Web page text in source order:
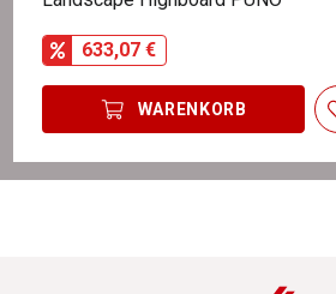
633,07 €
WARENKORB